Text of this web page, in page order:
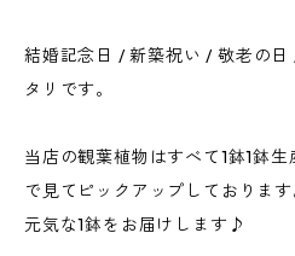
結婚記念日 / 新築祝い / 敬老の
タリです。
当店の観葉植物はすべて1鉢1鉢
で見てピックアップしておりま
元気な1鉢をお届けします♪